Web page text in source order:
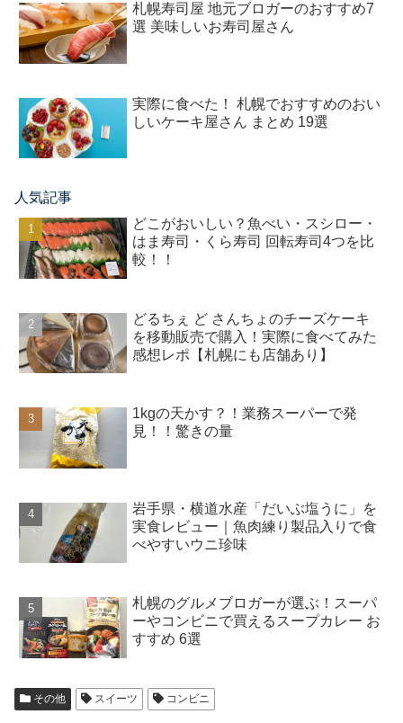
札幌寿司屋 地元ブロガーのおすすめ7
選 美味しいお寿司屋さん
実際に食べた！ 札幌でおすすめのおい
しいケーキ屋さん まとめ 19選
人気記事
どこがおいしい？魚べい・スシロー・
はま寿司・くら寿司 回転寿司4つを比
較！！
どるちぇ ど さんちょのチーズケーキ
を移動販売で購入！実際に食べてみた
感想レポ【札幌にも店舗あり】
1kgの天かす？！業務スーパーで発
見！！驚きの量
岩手県・横道水産「だいぶ塩うに」を
実食レビュー｜魚肉練り製品入りで食
べやすいウニ珍味
札幌のグルメブロガーが選ぶ！スーパ
ーやコンビニで買えるスープカレー お
すすめ 6選
その他 スイーツ コンビニ